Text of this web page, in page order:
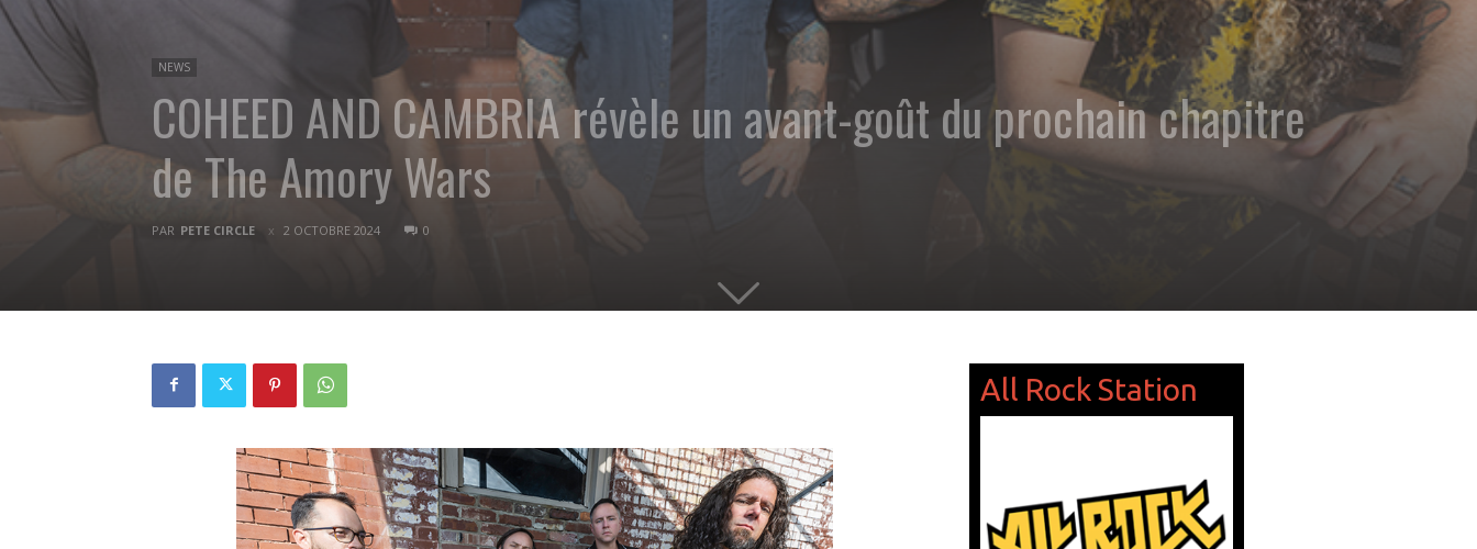
NEWS
COHEED AND CAMBRIA révèle un avant-goût du prochain chapitre
de The Amory Wars
PAR PETE CIRCLE 2 OCTOBRE 2024 0